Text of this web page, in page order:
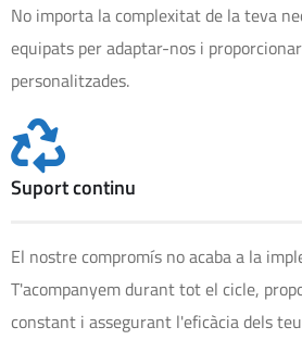
No importa la complexitat de la teva
equipats per adaptar-nos i
personalitzades.
Suport continu
El nostre compromís no acaba a la
T'acompanyem durant tot el cicle,
constant i assegurant l'eficàcia dels